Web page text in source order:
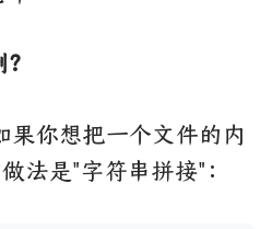
果你想把一个文件的内
法是"字符串拼接"：